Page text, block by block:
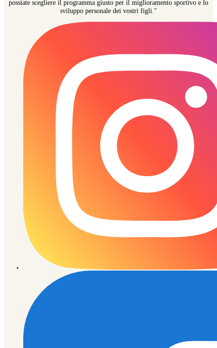
possiate scegliere il programma giusto per il miglioramento sportivo e lo
sviluppo personale dei vostri figli."